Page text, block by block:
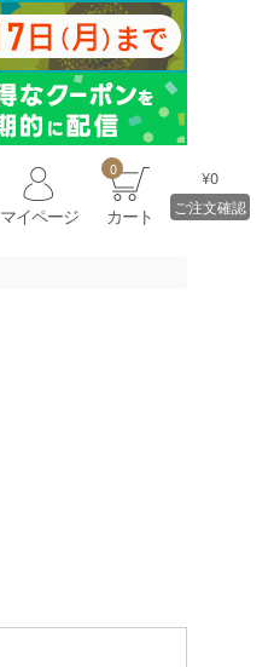
マイページ
0
カート
¥0
ご注文確認